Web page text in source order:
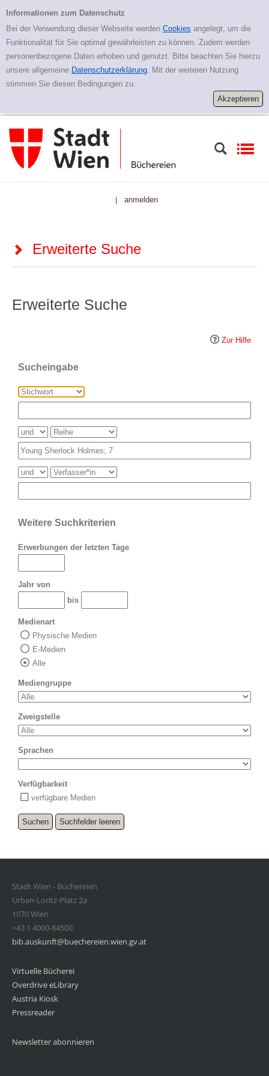
Erweiterte Suche
Informationen zum Datenschutz
Bei der Verwendung dieser Webseite werden Cookies angelegt, um die
Funktionalität für Sie optimal gewährleisten zu können. Zudem werden
personenbezogene Daten erhoben und genutzt. Bitte beachten Sie hierzu
unsere allgemeine Datenschutzerklärung. Mit der weiteren Nutzung
stimmen Sie diesen Bedingungen zu.
| anmelden
Erweiterte Suche
Erweiterte Suche
Zur Hilfe
Sucheingabe
Weitere Suchkriterien
Erwerbungen der letzten Tage
Jahr von
bis
Medienart
Physische Medien
E-Medien
Alle
Mediengruppe
Zweigstelle
Sprachen
Verfügbarkeit
verfügbare Medien
Stadt Wien - Büchereien
Urban-Loritz-Platz 2a
1070 Wien
+43 1 4000-84500
bib.auskunft@buechereien.wien.gv.at
Virtuelle Bücherei
Overdrive eLibrary
Austria Kiosk
Pressreader
Newsletter abonnieren